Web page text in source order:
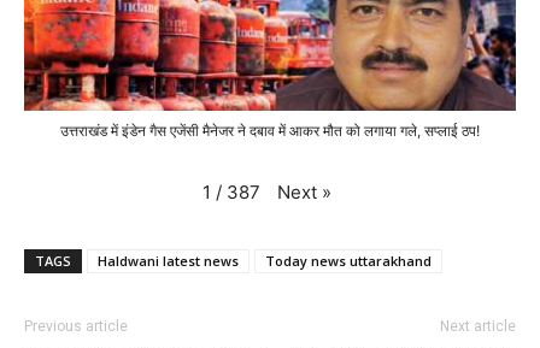
उत्तराखंड में इंडेन गैस एजेंसी मैनेजर ने दबाव में आकर मौत को लगाया गले, सप्लाई ठप!
1 / 387 Next »
TAGS Haldwani latest news Today news uttarakhand
Previous article Next article